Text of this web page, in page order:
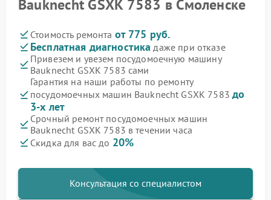
Bauknecht GSXK 7583 в Смоленске
Стоимость ремонта от 775 руб.
Бесплатная диагностика даже при отказе
Привезем и увезем посудомоечную машину
Bauknecht GSXK 7583 сами
Гарантия на наши работы по ремонту
посудомоечных машин Bauknecht GSXK 7583 до
3-х лет
Срочный ремонт посудомоечных машин
Bauknecht GSXK 7583 в течении часа
Скидка для вас до 20%
Консультация со специалистом